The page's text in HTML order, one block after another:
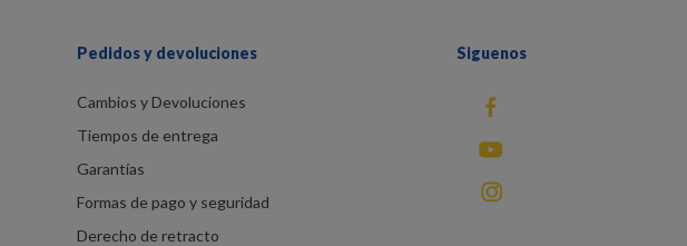
Pedidos y devoluciones
Cambios y Devoluciones
Tiempos de entrega
Garantías
Formas de pago y seguridad
Derecho de retracto
Siguenos
fb
You Tube
instagram